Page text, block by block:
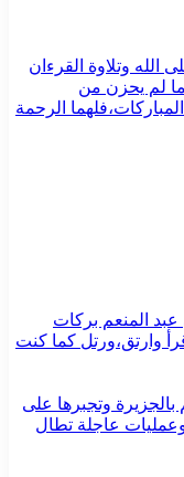
الله وتلاوة القرءان
لم يحزن من
الرحمة
المنعم بركات
وارتق،ورتل كما كنت
وتجبرها على
عاجلة تطال